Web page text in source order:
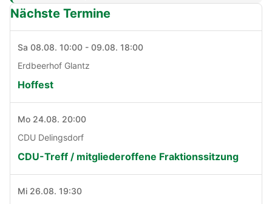
Nächste Termine
Sa 08.08. 10:00 - 09.08. 18:00
Erdbeerhof Glantz
Hoffest
Mo 24.08. 20:00
CDU Delingsdorf
CDU-Treff / mitgliederoffene Fraktionssitzung
Mi 26.08. 19:30